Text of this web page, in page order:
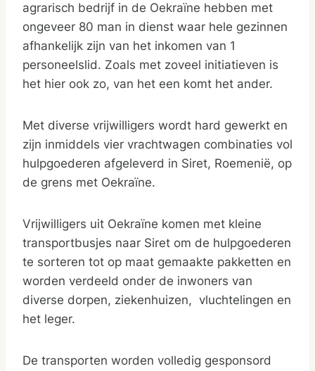
agrarisch bedrijf in de Oekraïne hebben met
ongeveer 80 man in dienst waar hele gezinnen
afhankelijk zijn van het inkomen van 1
personeelslid. Zoals met zoveel initiatieven is
het hier ook zo, van het een komt het ander.
Met diverse vrijwilligers wordt hard gewerkt en
zijn inmiddels vier vrachtwagen combinaties vol
hulpgoederen afgeleverd in Siret, Roemenië, op
de grens met Oekraïne.
Vrijwilligers uit Oekraïne komen met kleine
transportbusjes naar Siret om de hulpgoederen
te sorteren tot op maat gemaakte pakketten en
worden verdeeld onder de inwoners van
diverse dorpen, ziekenhuizen, vluchtelingen en
het leger.
De transporten worden volledig gesponsord